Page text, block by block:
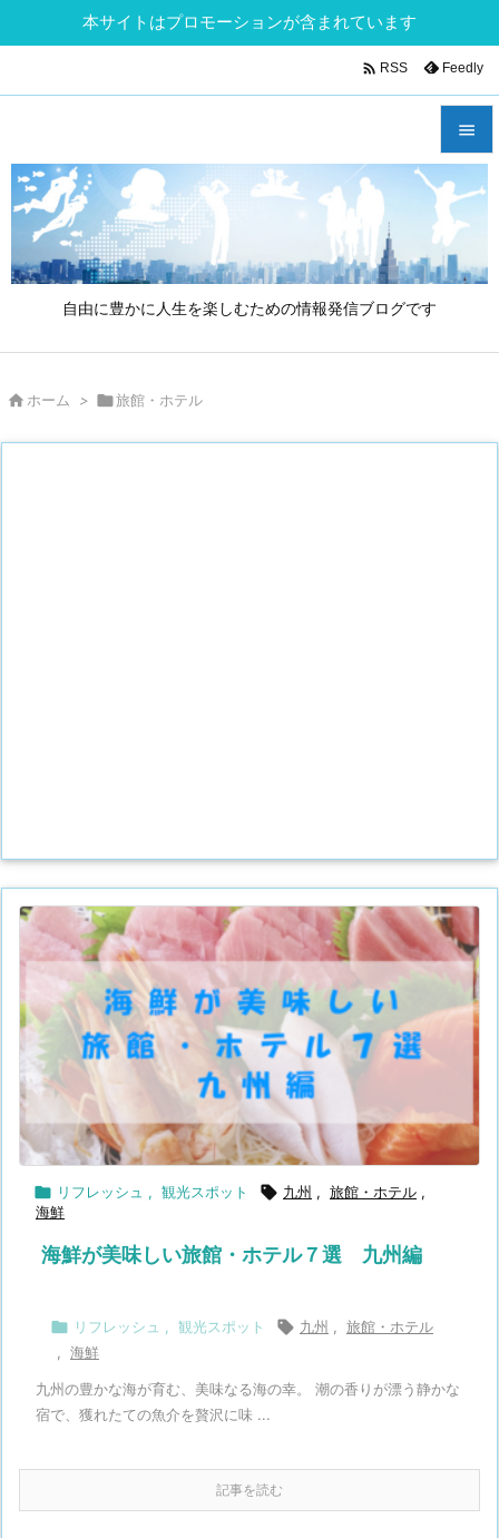
本サイトはプロモーションが含まれています
自由に豊かに人生を楽しむための情報発信ブログです


メニュ

サイド


 RSS Feedly
ホーム > 旅館・ホテル
 リフレッシュ , 観光スポット  九州 , 旅館・ホテル ,
海鮮
海鮮が美味しい旅館・ホテル７選 九州編
 リフレッシュ 観光スポット  九州
旅館・ホテル
海鮮
九州の豊かな海が育む、美味なる海の幸。 潮の香りが漂う静かな
宿で、獲れたての魚介を贅沢に味 ...
記事を読む